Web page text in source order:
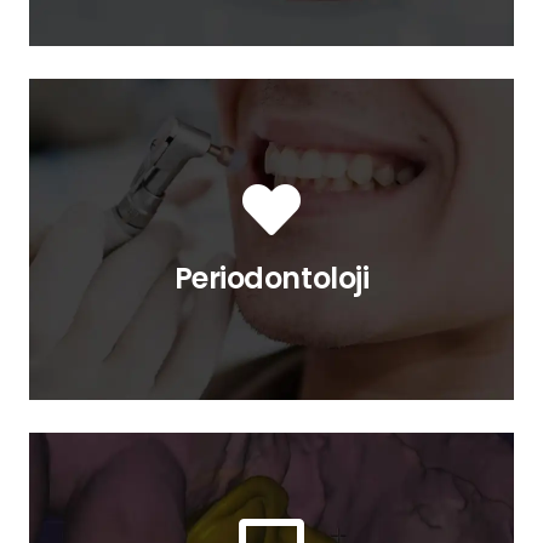
Periodontoloji
Periodontoloji
çevreleyen dokuları, diş köklerini ve
diş etinin etrafındaki kemikleri
inceleyen bir daldır.
ve restorasyonun üretimini kapsar.